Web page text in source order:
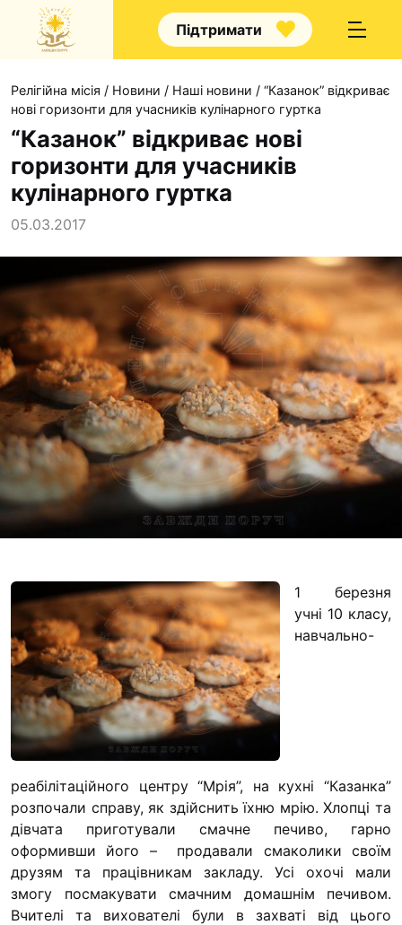
Підтримати
Наші напрямки
Наш покровитель
Контакти
Проекти
Футбольна команда
Кулінарний гурток
“КАЗАНОК”
Іконописна школа
“Капеланчики”
одна родина
Чемпіонат з міні-
“КОПА”
Як допомогти
Ми помолимося
З рук в руки
Підтримати сім’ю
Юричко
“#Усинови_ТИ”
Законодавство
Освіта
Релігійна місія / Новини / Наші новини / “Казанок” відкриває
нові горизонти для учасників кулінарного гуртка
“Казанок” відкриває нові
горизонти для учасників
кулінарного гуртка
05.03.2017
1 березня
учні 10 класу,
навчально-
реабілітаційного центру “Мрія”, на кухні “Казанка”
розпочали справу, як здійснить їхню мрію. Хлопці та
дівчата приготували смачне печиво, гарно
оформивши його – продавали смаколики своїм
друзям та працівникам закладу. Усі охочі мали
змогу посмакувати смачним домашнім печивом.
Вчителі та вихователі були в захваті від цього